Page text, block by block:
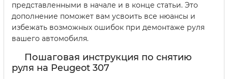
представленными в начале и в конце статьи. Это
дополнение поможет вам усвоить все нюансы и
избежать возможных ошибок при демонтаже руля
вашего автомобиля.
Пошаговая инструкция по снятию
руля на Peugeot 307